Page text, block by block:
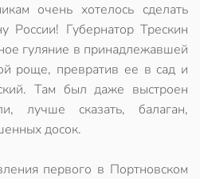
очень хотелось сделать
России! Губернатор Трескин
гуляние в принадлежавшей
роще, превратив ее в сад и
Там был даже выстроен
лучше сказать, балаган,
досок.
первого в Портновском